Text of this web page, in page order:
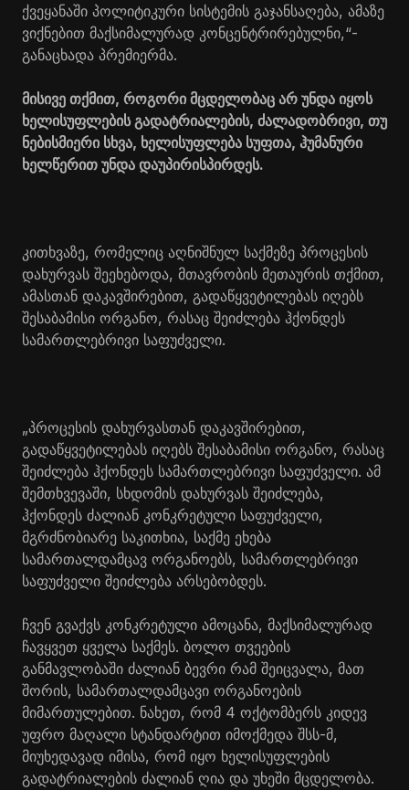
ქვეყანაში პოლიტიკური სისტემის გაჯანსაღება, ამაზე
ვიქნებით მაქსიმალურად კონცენტრირებულნი,“-
განაცხადა პრემიერმა.
მისივე თქმით, როგორი მცდელობაც არ უნდა იყოს
ხელისუფლების გადატრიალების, ძალადობრივი, თუ
ნებისმიერი სხვა, ხელისუფლება სუფთა, ჰუმანური
ხელწერით უნდა დაუპირისპირდეს.
კითხვაზე, რომელიც აღნიშნულ საქმეზე პროცესის
დახურვას შეეხებოდა, მთავრობის მეთაურის თქმით,
ამასთან დაკავშირებით, გადაწყვეტილებას იღებს
შესაბამისი ორგანო, რასაც შეიძლება ჰქონდეს
სამართლებრივი საფუძველი.
„პროცესის დახურვასთან დაკავშირებით,
გადაწყვეტილებას იღებს შესაბამისი ორგანო, რასაც
შეიძლება ჰქონდეს სამართლებრივი საფუძველი. ამ
შემთხვევაში, სხდომის დახურვას შეიძლება,
ჰქონდეს ძალიან კონკრეტული საფუძველი,
მგრძნობიარე საკითხია, საქმე ეხება
სამართალდამცავ ორგანოებს, სამართლებრივი
საფუძველი შეიძლება არსებობდეს.
ჩვენ გვაქვს კონკრეტული ამოცანა, მაქსიმალურად
ჩავყვეთ ყველა საქმეს. ბოლო თვეების
განმავლობაში ძალიან ბევრი რამ შეიცვალა, მათ
შორის, სამართალდამცავი ორგანოების
მიმართულებით. ნახეთ, რომ 4 ოქტომბერს კიდევ
უფრო მაღალი სტანდარტით იმოქმედა შსს-მ,
მიუხედავად იმისა, რომ იყო ხელისუფლების
გადატრიალების ძალიან ღია და უხეში მცდელობა.